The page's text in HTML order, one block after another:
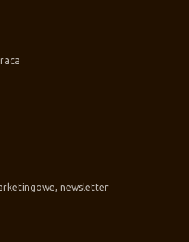
newsletter